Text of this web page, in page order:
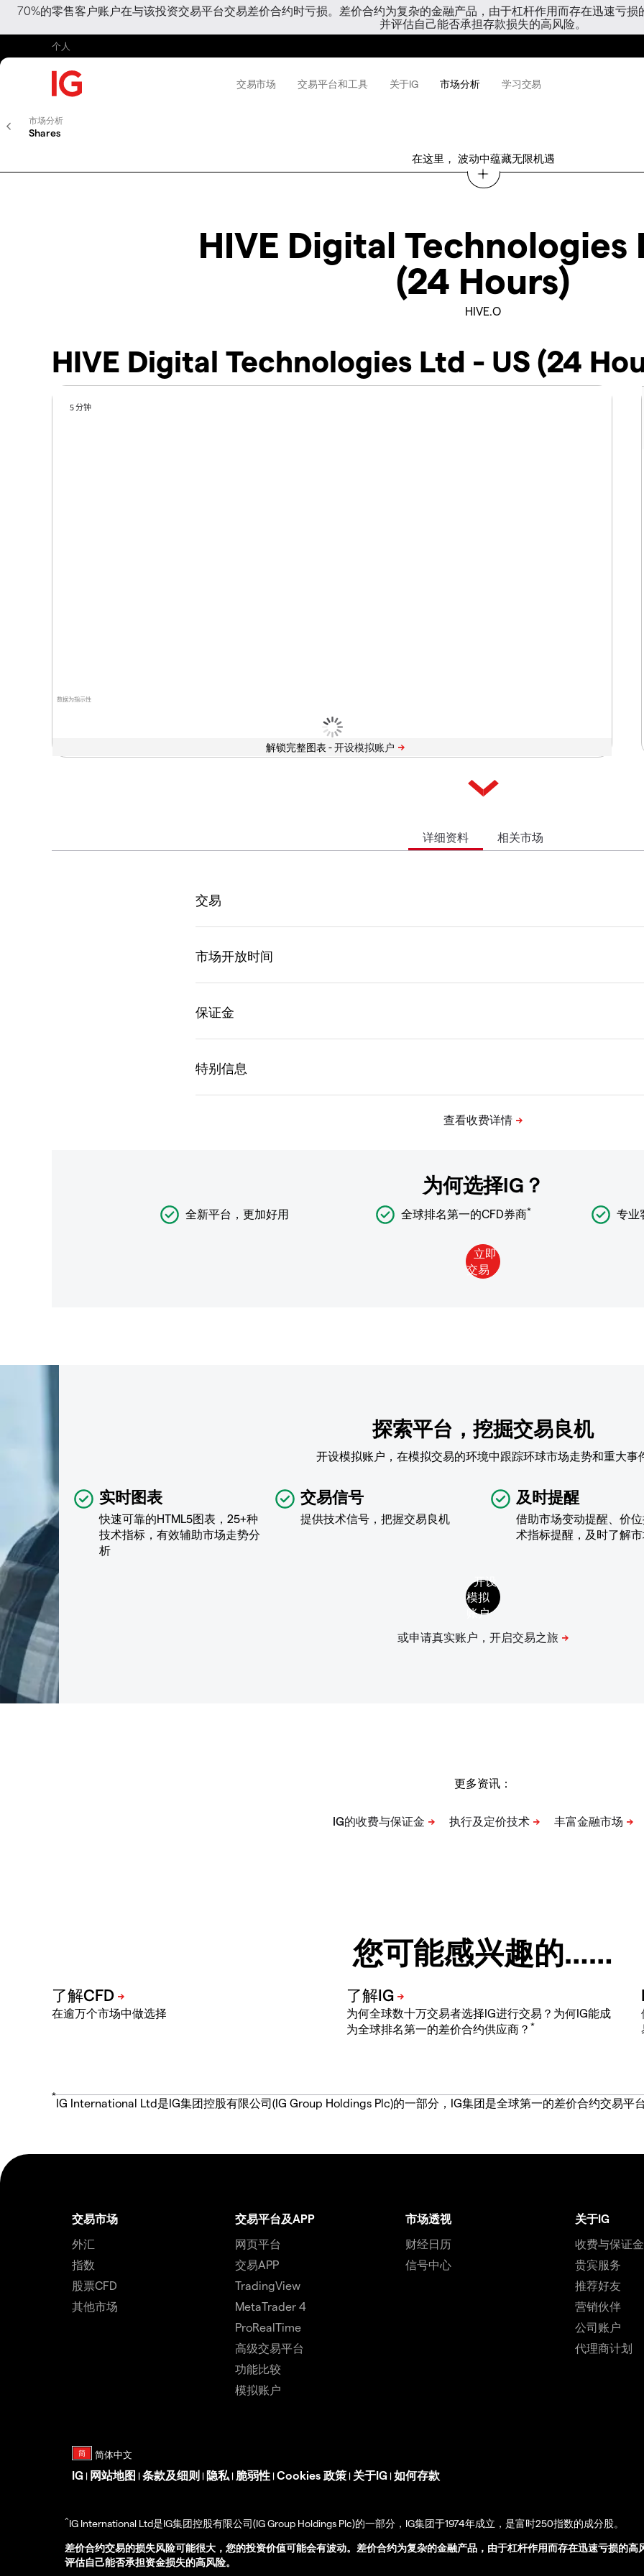
70%的零售客户账户在与该投资交易平台交易差价合约时亏损。差价合约为复杂的金融产品，由于杠杆作用而存在迅速亏
并评估自己能否承担存款损失的高风险。
个人
交易市场 交易平台和工具 关于IG 市场分析 学习交易
市场分析
Shares
在这里， 波动中蕴藏无限机遇
HIVE Digital Technologies
(24 Hours)
HIVE.O
HIVE Digital Technologies Ltd - US (24
数据为指示性
5 分钟
解锁完整图表 -
详细资料 相关市场
为何选择IG？
全新平台，更加好用 全球排名第一的CFD券商* 专业
探索平台，挖掘交易良机
开设模拟账户，在模拟交易的环境中跟踪环球市场走势和重大事
实时图表
快速可靠的HTML5图表，25+种
技术指标，有效辅助市场走势分
析
交易信号
提供技术信号，把握交易良机
及时提醒
借助市场变动提醒、价
术指标提醒，及时了解
更多资讯：
您可能感兴趣的……
在逾万个市场中做选择
为何全球数十万交易者选择IG进行交易？为何IG能成
为全球排名第一的差价合约供应商？ *
*
IG International Ltd是IG集团控股有限公司(IG Group Holdings Plc)的一部分，IG集团是全球第一的差价合约交易平
交易市场
外汇
指数
股票CFD
其他市场
交易平台及APP
网页平台
交易APP
TradingView
MetaTrader 4
ProRealTime
高级交易平台
功能比较
模拟账户
市场透视
财经日历
信号中心
关于IG
收费与保证金
贵宾服务
推荐好友
营销伙伴
公司账户
代理商计划
IG | 网站地图 | 条款及细则 | 隐私 | 脆弱性 | Cookies 政策 | 关于IG | 如何存款
^IG International Ltd是IG集团控股有限公司(IG Group Holdings Plc)的一部分，IG集团于1974年成立，是富时250指数的成分股。
差价合约交易的损失风险可能很大，您的投资价值可能会有波动。差价合约为复杂的金融产品，由于杠杆作用而存在迅速亏损的
评估自己能否承担资金损失的高风险。